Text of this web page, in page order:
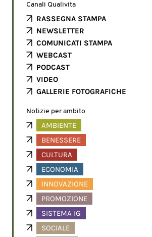
Canali Qualivita
RASSEGNA STAMPA
NEWSLETTER
COMUNICATI STAMPA
WEBCAST
PODCAST
VIDEO
GALLERIE FOTOGRAFICHE
Notizie per ambito
AMBIENTE
BENESSERE
CULTURA
ECONOMIA
INNOVAZIONE
PROMOZIONE
SISTEMA IG
SOCIALE